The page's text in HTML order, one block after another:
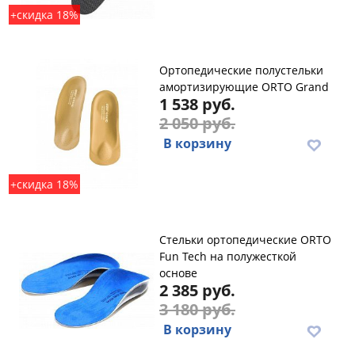
+скидка 18%
+скидка 18%
Ортопедические полустельки
амортизирующие ORTO Grand
1 538 руб.
2 050 руб.
В корзину
Стельки ортопедические ORTO
Fun Tech на полужесткой
основе
2 385 руб.
3 180 руб.
В корзину